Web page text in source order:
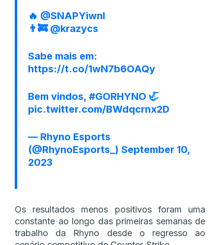
🔥 @SNAPYiwnl
👨‍🚒 @krazycs
Sabe mais em:
https://t.co/1wN7b6OAQy
Bem vindos, #GORHYNO 🦏
pic.twitter.com/BWdqcrnx2D
— Rhyno Esports
(@RhynoEsports_) September 10,
2023
Os resultados menos positivos foram uma
constante ao longo das primeiras semanas de
trabalho da Rhyno desde o regresso ao